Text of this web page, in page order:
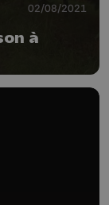
02/08/2021
à